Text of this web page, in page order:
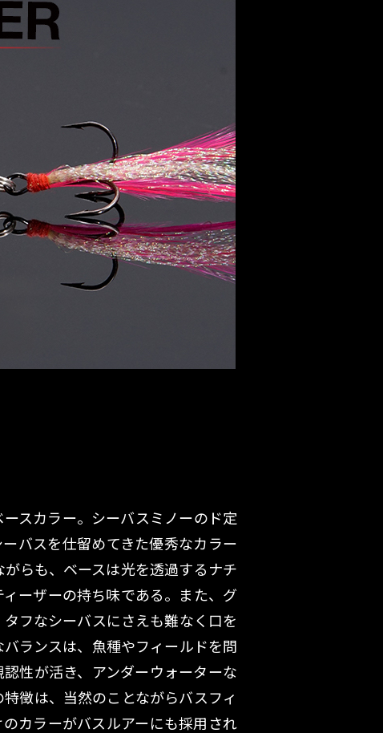
スカラー。シーバスミノーのド定
バスを仕留めてきた優秀なカラー
らも、ベースは光を透過するナチ
ーザーの持ち味である。また、グ
フなシーバスにさえも難なく口を
ランスは、魚種やフィールドを問
性が活き、アンダーウォーターな
徴は、当然のことながらバスフィ
カラーがバスルアーにも採用され